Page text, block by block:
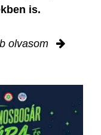
is.
olvasom